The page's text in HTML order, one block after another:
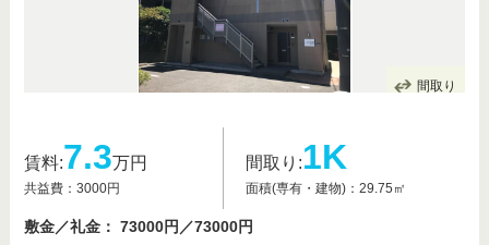
間取り
賃料:7.3万円
共益費：3000円
間取り:1K
面積(専有・建物)：29.75㎡
敷金／礼金： 73000円／73000円